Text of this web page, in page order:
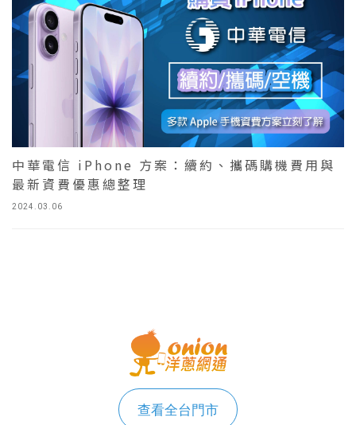
2024.03.06
中華電信 iPhone 方案：續約、攜碼購機費用與
最新資費優惠總整理
查看全台門市